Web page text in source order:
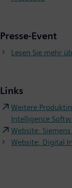
Presse-Event
Lesen Sie mehr
Links
Weitere
Intelligence
Website:
Website: Digital